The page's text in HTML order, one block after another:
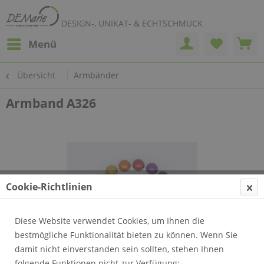
DESIGN-, UNIKAT- & ECHTSCHMUCK
Menü
Übersicht Armbänder
Armband A326
Cookie-Richtlinien
Diese Website verwendet Cookies, um Ihnen die
bestmögliche Funktionalität bieten zu können. Wenn Sie
damit nicht einverstanden sein sollten, stehen Ihnen